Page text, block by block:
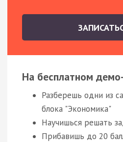
На бесплатном
Разберешь одни из
блока "Экономика"
Научишься решать
Прибавишь до 20